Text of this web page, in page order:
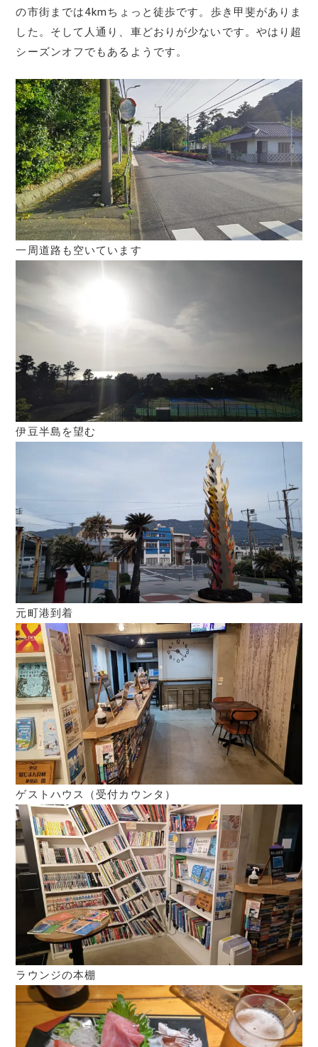
の市街までは4kmちょっと徒歩です。歩き甲斐がありま
した。そして人通り、車どおりが少ないです。やはり超
シーズンオフでもあるようです。
一周道路も空いています
伊豆半島を望む
元町港到着
ゲストハウス（受付カウンタ）
ラウンジの本棚